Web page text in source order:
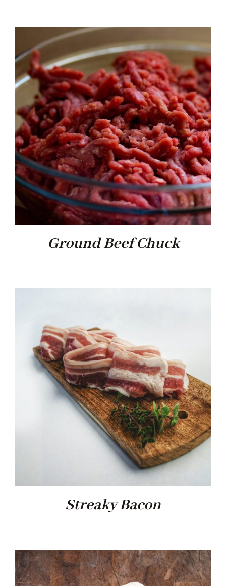
NOTICIES
CONTACTE
Ground Beef Chuck
Streaky Bacon